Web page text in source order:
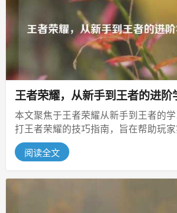
王者荣耀，从新手到王者的进阶
本文聚焦于王者荣耀从新手到王者的
打王者荣耀的技巧指南，旨在帮助玩
将涵盖新手入门时需掌握的基础操作...
阅读全文